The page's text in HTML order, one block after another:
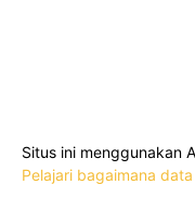
Situs ini menggunakan
Pelajari bagaimana